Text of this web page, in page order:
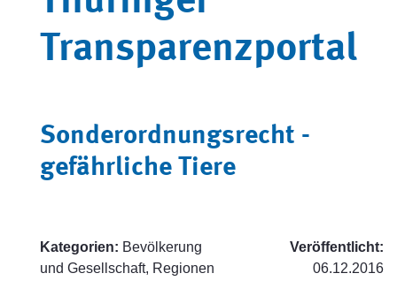
Transparenzportal
Sonderordnungsrecht -
gefährliche Tiere
Kategorien: Bevölkerung
und Gesellschaft, Regionen
Veröffentlicht:
06.12.2016